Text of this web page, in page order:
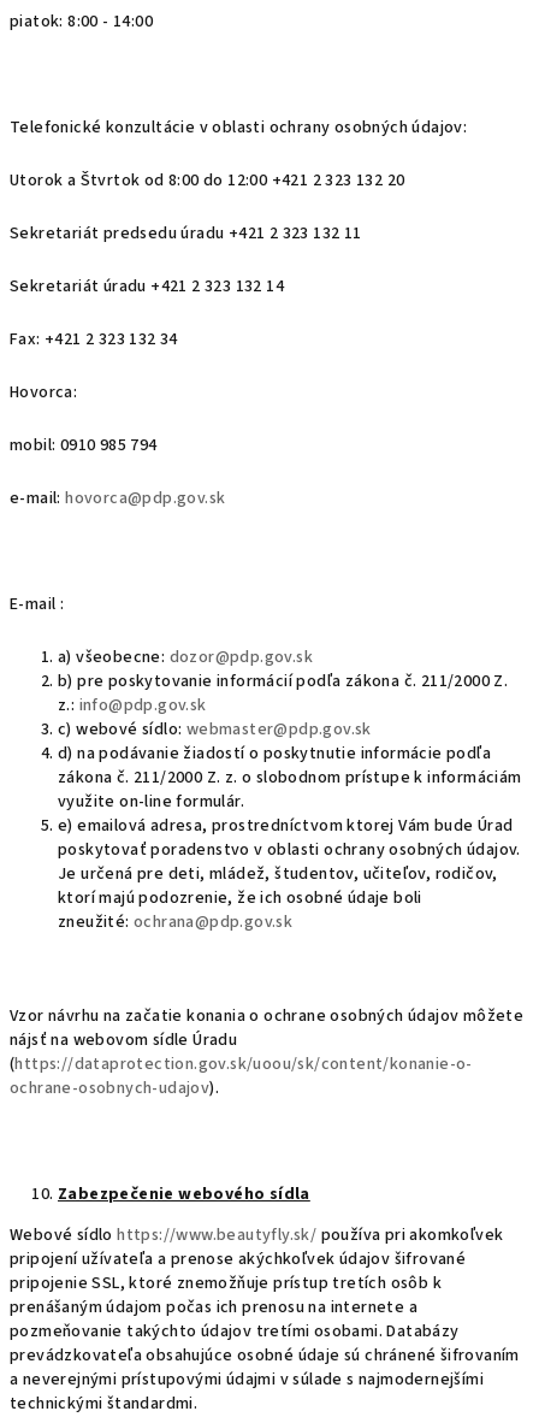
piatok: 8:00 - 14:00
Telefonické konzultácie v oblasti ochrany osobných údajov:
Utorok a Štvrtok od 8:00 do 12:00 +421 2 323 132 20
Sekretariát predsedu úradu +421 2 323 132 11
Sekretariát úradu +421 2 323 132 14
Fax: +421 2 323 132 34
Hovorca:
mobil: 0910 985 794
e-mail: hovorca@pdp.gov.sk
E-mail :
a) všeobecne: dozor@pdp.gov.sk
b) pre poskytovanie informácií podľa zákona č. 211/2000 Z.
z.: info@pdp.gov.sk
c) webové sídlo: webmaster@pdp.gov.sk
d) na podávanie žiadostí o poskytnutie informácie podľa
zákona č. 211/2000 Z. z. o slobodnom prístupe k informáciám
využite on-line formulár.
e) emailová adresa, prostredníctvom ktorej Vám bude Úrad
poskytovať poradenstvo v oblasti ochrany osobných údajov.
Je určená pre deti, mládež, študentov, učiteľov, rodičov,
ktorí majú podozrenie, že ich osobné údaje boli
zneužité: ochrana@pdp.gov.sk
Vzor návrhu na začatie konania o ochrane osobných údajov môžete
nájsť na webovom sídle Úradu
(https://dataprotection.gov.sk/uoou/sk/content/konanie-o-
ochrane-osobnych-udajov).
Zabezpečenie webového sídla
Webové sídlo https://www.beautyfly.sk/ používa pri akomkoľvek
pripojení užívateľa a prenose akýchkoľvek údajov šifrované
pripojenie SSL, ktoré znemožňuje prístup tretích osôb k
prenášaným údajom počas ich prenosu na internete a
pozmeňovanie takýchto údajov tretími osobami. Databázy
prevádzkovateľa obsahujúce osobné údaje sú chránené šifrovaním
a neverejnými prístupovými údajmi v súlade s najmodernejšími
technickými štandardmi.